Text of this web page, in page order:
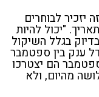
לבוחרים
"יכול להיות
20 האוקטובר בדיוק בגלל השיקול
ענק בין ספטמבר
הם יצטרכו
מהיום, ולא